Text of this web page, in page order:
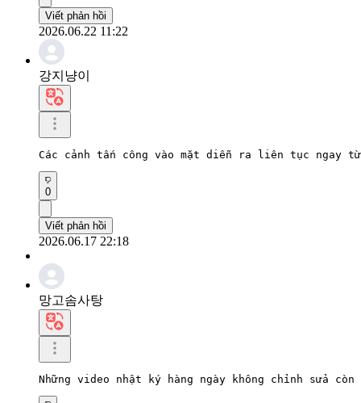
Viết phản hồi
2026.06.22 11:22
강지냥이
Các cảnh tấn công vào mặt diễn ra liên tục ngay
0
Viết phản hồi
2026.06.17 22:18
망고솜사탕
Những video nhật ký hàng ngày không chỉnh sửa